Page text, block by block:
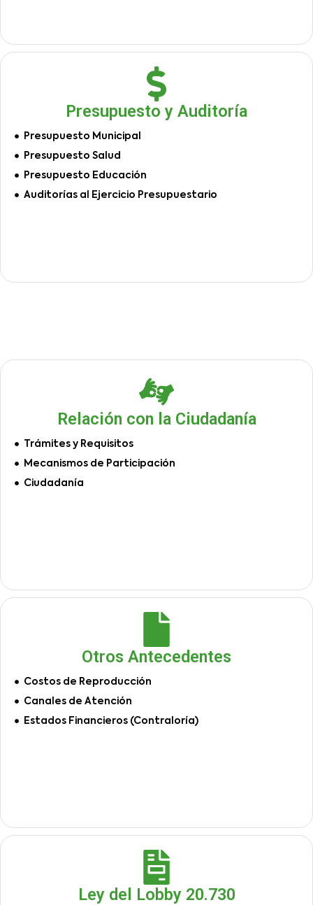
Presupuesto y Auditoría
Presupuesto Municipal
Presupuesto Salud
Presupuesto Educación
Auditorías al Ejercicio Presupuestario
Relación con la Ciudadanía
Trámites y Requisitos
Mecanismos de Participación
Ciudadanía
Otros Antecedentes
Costos de Reproducción
Canales de Atención
Estados Financieros (Contraloría)
Ley del Lobby 20.730